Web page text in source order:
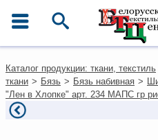
Каталог
Ткани
Домашний текстиль
Одежда
Каталог продукции: ткани, текстиль
ткани > Бязь > Бязь набивная >
"Лен в Хлопке" арт. 234 МАПС гр